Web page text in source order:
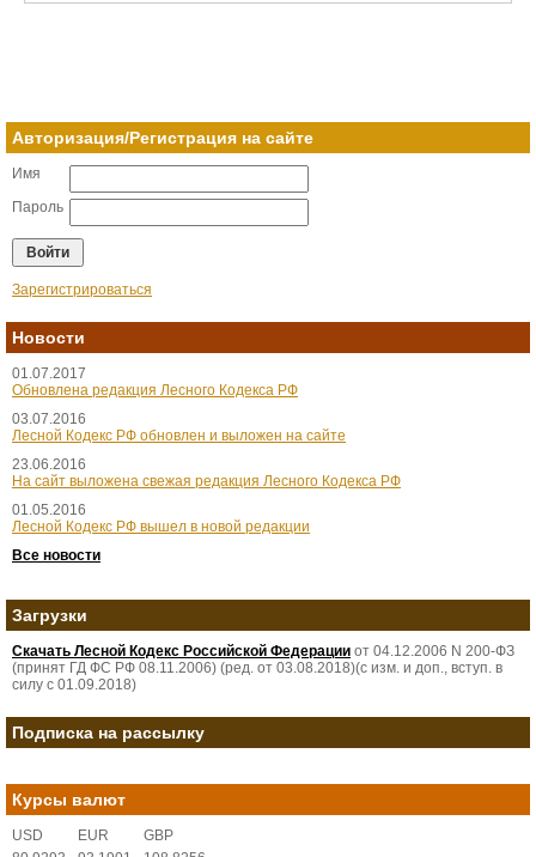
Авторизация/Регистрация на сайте
Имя
Пароль
Зарегистрироваться
Новости
01.07.2017
Обновлена редакция Лесного Кодекса РФ
03.07.2016
Лесной Кодекс РФ обновлен и выложен на сайте
23.06.2016
На сайт выложена свежая редакция Лесного Кодекса РФ
01.05.2016
Лесной Кодекс РФ вышел в новой редакции
Все новости
Загрузки
Скачать Лесной Кодекс Российской Федерации от 04.12.2006 N 200-ФЗ
(принят ГД ФС РФ 08.11.2006) (ред. от 03.08.2018)(с изм. и доп., вступ. в
силу с 01.09.2018)
Подписка на рассылку
Курсы валют
USD EUR
GBP